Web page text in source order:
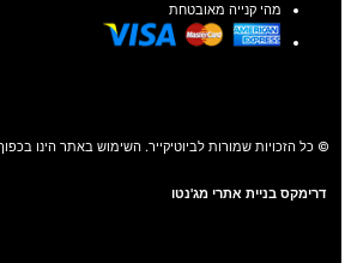
מהי קנייה מאובטחת
© כל הזכויות שמורות לביוטיקייר. השימוש באתר הינו
דרימקס בניית אתרי מג'נטו